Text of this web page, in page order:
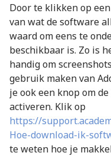
Door te klikken op
van wat de software
waard om eens te
beschikbaar is. Zo is
handig om
gebruik maken van
je ook een knop om
activeren. Klik op
https://
Hoe-download-ik-
te weten hoe je